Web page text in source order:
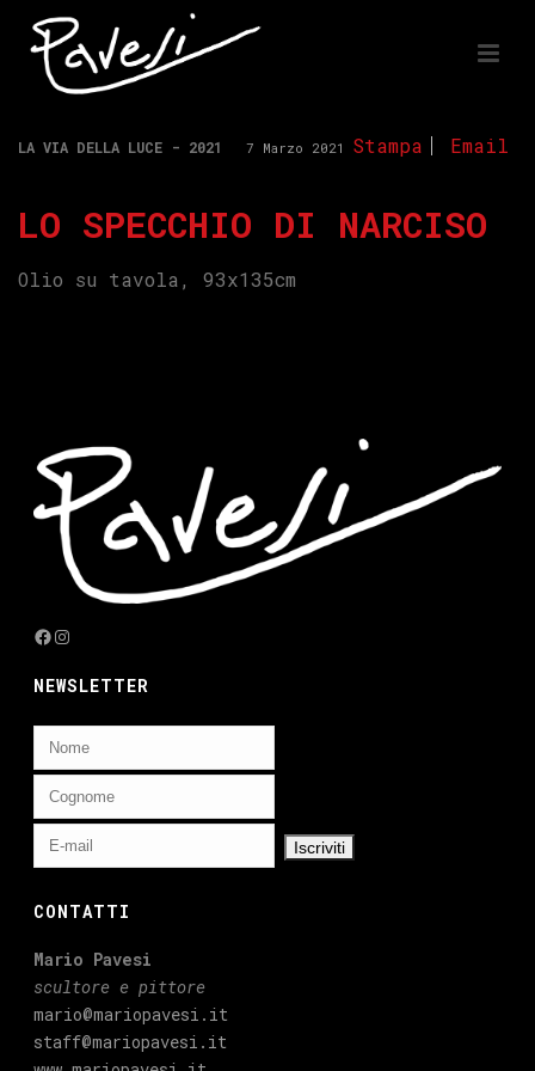
Stampa Email
LA VIA DELLA LUCE - 2021 7 Marzo 2021
LO SPECCHIO DI NARCISO
Olio su tavola, 93x135cm
Facebook
Instagram
NEWSLETTER
CONTATTI
Mario Pavesi
scultore e pittore
mario@mariopavesi.it
staff@mariopavesi.it